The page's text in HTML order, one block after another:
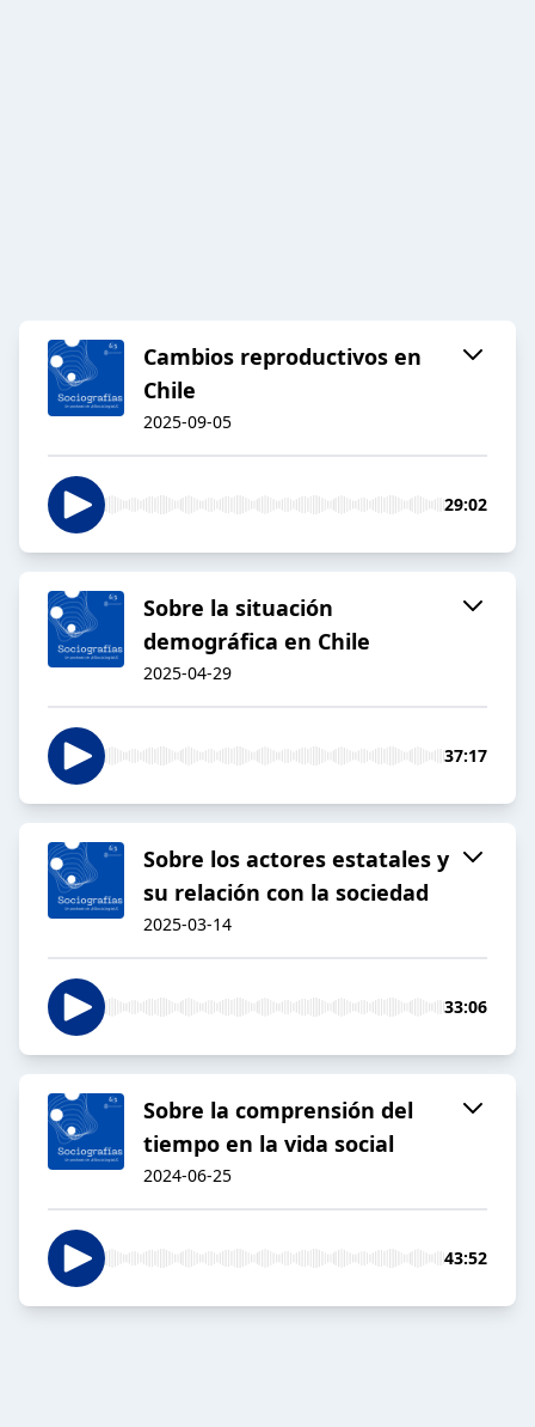
Cambios reproductivos en
Chile
2025-09-05
29:02
Sobre la situación
demográfica en Chile
2025-04-29
37:17
Sobre los actores estatales y
su relación con la sociedad
2025-03-14
33:06
Sobre la comprensión del
tiempo en la vida social
2024-06-25
43:52